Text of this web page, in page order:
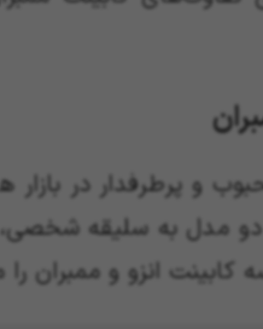
و پرطرفدار در
مدل به سلیقه
انزو و ممبران را